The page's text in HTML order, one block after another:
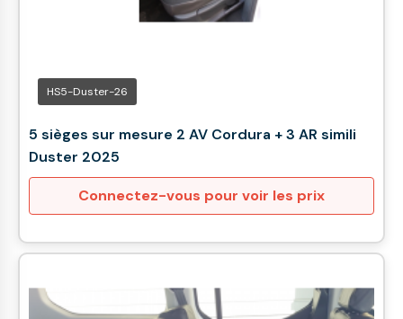
HS5-Duster-26
5 sièges sur mesure 2 AV Cordura + 3 AR simili
Duster 2025
Connectez-vous pour voir les prix